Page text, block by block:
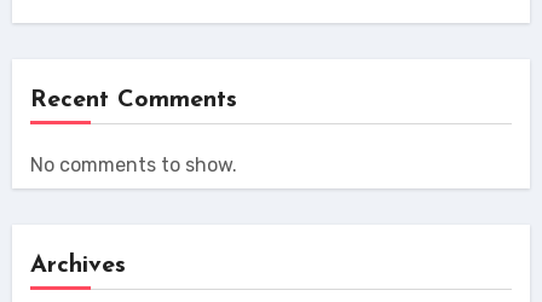
Recent Comments
No comments to show.
Archives